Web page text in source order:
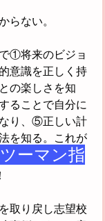
らない。
①将来のビジョ
意識を正しく持
の楽しさを知
ることで自分に
り、⑤正しい計
を知る。これが
ーマン指
取り戻し志望校